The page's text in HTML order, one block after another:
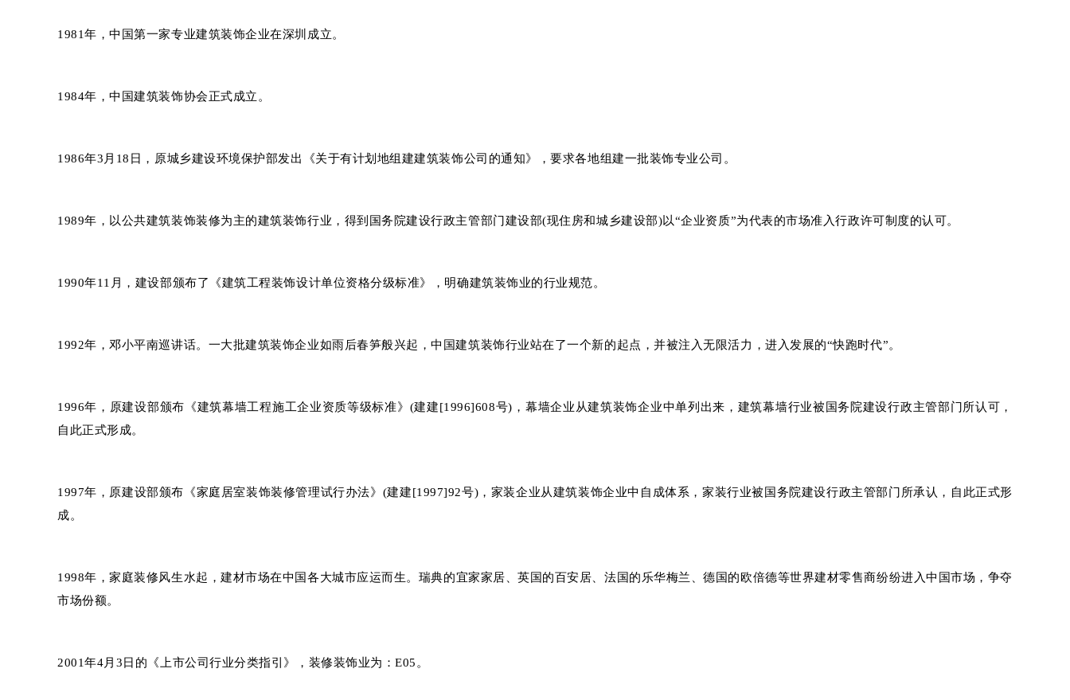
1981年，中国第一家专业建筑装饰企业在深圳成立。
1984年，中国建筑装饰协会正式成立。
1986年3月18日，原城乡建设环境保护部发出《关于有计划地组建建筑装饰公司的通知》，要求各地组建一批装饰专业公司。
1989年，以公共建筑装饰装修为主的建筑装饰行业，得到国务院建设行政主管部门建设部(现住房和城乡建设部)以“企业资质”为代表的市场准入行政许可制度的认可。
1990年11月，建设部颁布了《建筑工程装饰设计单位资格分级标准》，明确建筑装饰业的行业规范。
1992年，邓小平南巡讲话。一大批建筑装饰企业如雨后春笋般兴起，中国建筑装饰行业站在了一个新的起点，并被注入无限活力，进入发展的“快跑时代”。
1996年，原建设部颁布《建筑幕墙工程施工企业资质等级标准》(建建[1996]608号)，幕墙企业从建筑装饰企业中单列出来，建筑幕墙行业被国务院建设行政主管部门所认可，
自此正式形成。
1997年，原建设部颁布《家庭居室装饰装修管理试行办法》(建建[1997]92号)，家装企业从建筑装饰企业中自成体系，家装行业被国务院建设行政主管部门所承认，自此正式形
成。
1998年，家庭装修风生水起，建材市场在中国各大城市应运而生。瑞典的宜家家居、英国的百安居、法国的乐华梅兰、德国的欧倍德等世界建材零售商纷纷进入中国市场，争夺
市场份额。
2001年4月3日的《上市公司行业分类指引》，装修装饰业为：E05。